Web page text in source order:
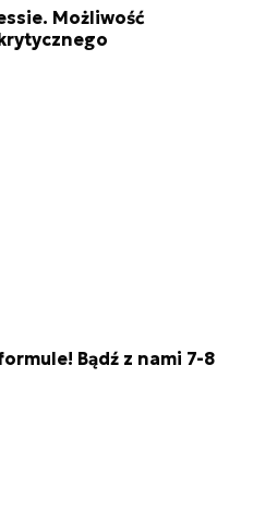
Możliwość
Bądź z nami 7-8